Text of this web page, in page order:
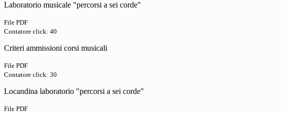
Laboratorio musicale "percorsi a sei corde"
File PDF
Contatore click: 40
Criteri ammissioni corsi musicali
File PDF
Contatore click: 30
Locandina laboratorio "percorsi a sei corde"
File PDF